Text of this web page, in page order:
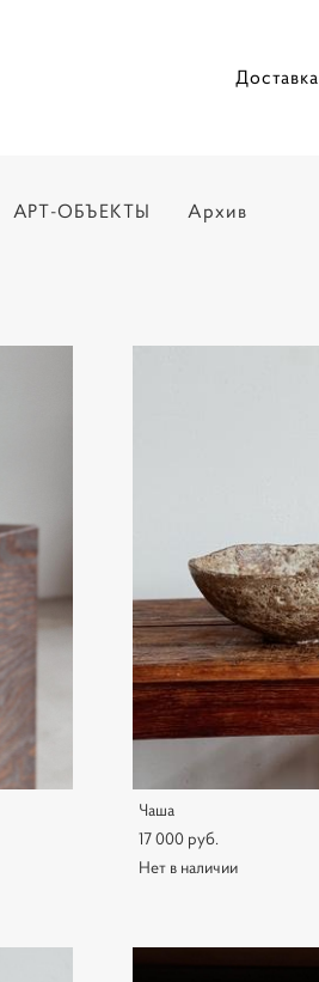
Доставка
АРТ-ОБЪЕКТЫ Архив
Чаша
17 000 pуб.
Нет в наличии